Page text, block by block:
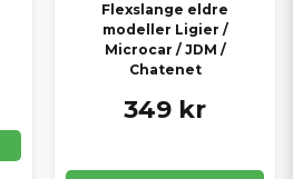
Flexslange eldre
modeller Ligier /
Microcar / JDM /
Chatenet
349 kr